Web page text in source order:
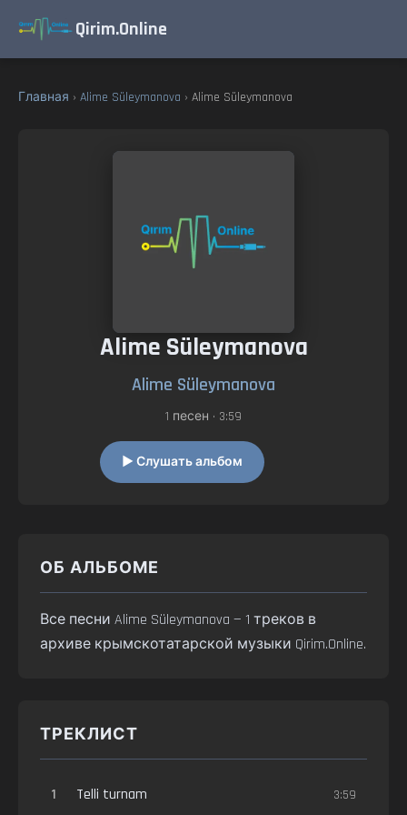
Qirim.Online
Главная › Alime Süleymanova › Alime Süleymanova
Alime Süleymanova
Alime Süleymanova
1 песен • 3:59
▶ Слушать альбом
ОБ АЛЬБОМЕ
Все песни Alime Süleymanova — 1 треков в
архиве крымскотатарской музыки Qirim.Online.
ТРЕКЛИСТ
1 Telli turnam 3:59